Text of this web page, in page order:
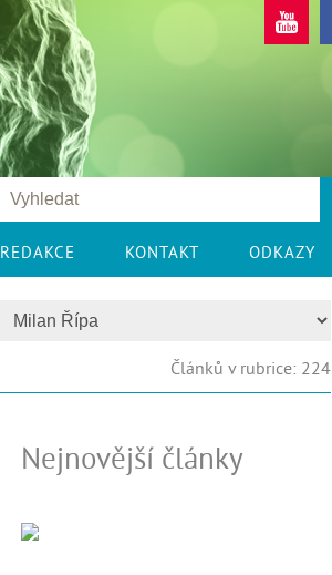
REDAKCE KONTAKT ODKAZY
Článků v rubrice: 224
Nejnovější články